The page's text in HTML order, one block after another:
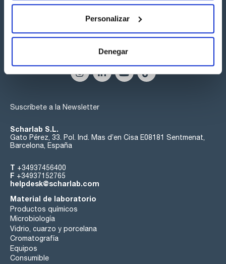
Personalizar
Denegar
Síguenos:
Suscríbete a la Newsletter
Scharlab S.L.
Gato Pérez, 33. Pol. Ind. Mas d’en Cisa E08181 Sentmenat,
Barcelona, España
T +34937456400
F +34937152765
helpdesk@scharlab.com
Material de laboratorio
Productos químicos
Microbiología
Vidrio, cuarzo y porcelana
Cromatografía
Equipos
Consumible